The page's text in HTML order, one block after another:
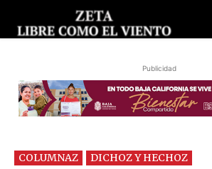
Publicidad
COLUMNAZ DICHOZ Y HECHOZ